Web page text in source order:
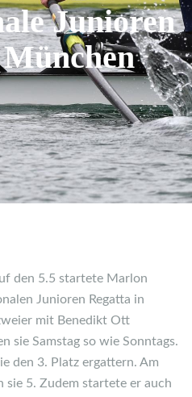
Junioren
den 5.5 startete Marlon
Junioren Regatta in
mit Benedikt Ott
sie Samstag so wie Sonntags.
den 3. Platz ergattern. Am
sie 5. Zudem startete er auch